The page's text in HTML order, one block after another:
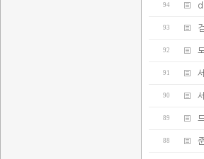
94
93
92
91
90
89
88